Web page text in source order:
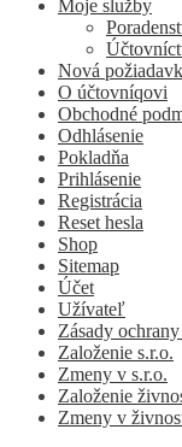
Moje služby
Nová
O účtovníqovi
Obchodné
Odhlásenie
Pokladňa
Prihlásenie
Registrácia
Reset hesla
Shop
Sitemap
Účet
Užívateľ
Zásady
Založenie s.r.o.
Zmeny v s.r.o.
Založenie
Zmeny v